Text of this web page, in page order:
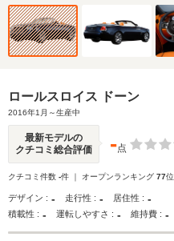
ロールスロイス ドーン
2016年1月～生産中
最新モデルの
クチコミ総合評価
-点
クチコミ件数 -件 ｜ オープンランキング 77位
デザイン : - 走行性 : - 居住性 : -
積載性 : - 運転しやすさ : - 維持費 : -